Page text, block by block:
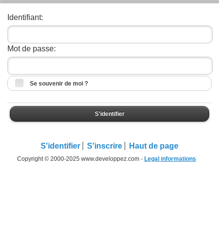
Identifiant:
Mot de passe:
Se souvenir de moi ?
S'identifier
S'identifier S'inscrire Haut de page
Copyright © 2000-2025 www.developpez.com - Legal informations